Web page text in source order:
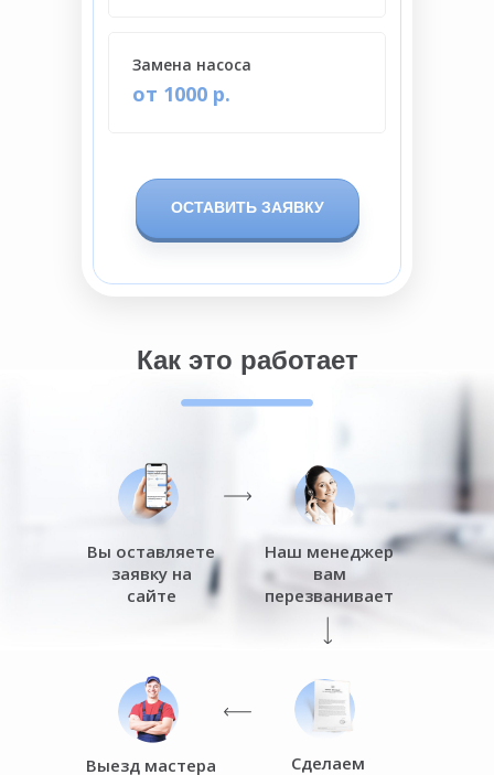
Как это работает
ОСТАВИТЬ ЗАЯВКУ
от 1000 р.
Замена насоса
Выезд мастера
Сделаем
Наш менеджер
вам
перезванивает
Вы оставляете
заявку на
сайте